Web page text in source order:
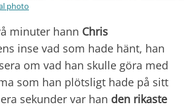
photo
minuter hann Chris
inse vad som hade hänt, han
om vad han skulle göra med
som han plötsligt hade på sitt
sekunder var han den rikaste